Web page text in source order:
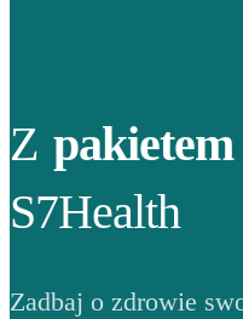
Z
S7Health
Zadbaj o zdrowie